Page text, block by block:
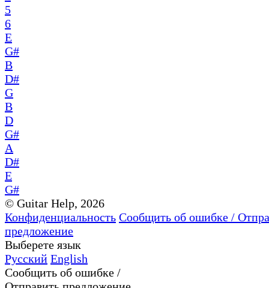
5
6
E
G#
B
D#
G
B
D
G#
A
D#
E
G#
© Guitar Help, 2026
Конфиденциальность Сообщить об ошибке /
предложение
Выберете язык
Русский English
Сообщить об ошибке /